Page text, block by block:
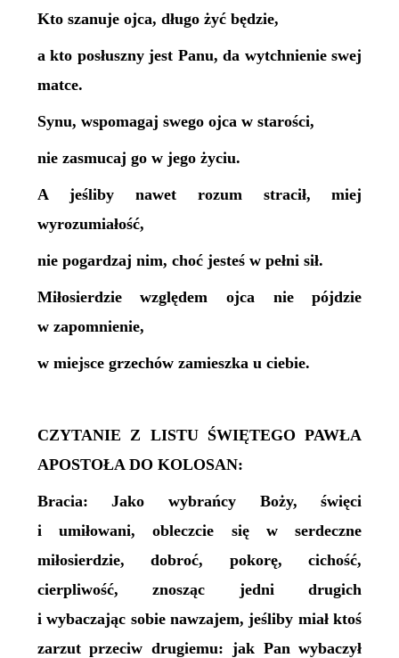
Kto szanuje ojca, długo żyć będzie,
a kto posłuszny jest Panu, da wytchnienie swej
matce.
Synu, wspomagaj swego ojca w starości,
nie zasmucaj go w jego życiu.
A jeśliby nawet rozum stracił, miej
wyrozumiałość,
nie pogardzaj nim, choć jesteś w pełni sił.
Miłosierdzie względem ojca nie pójdzie
w zapomnienie,
w miejsce grzechów zamieszka u ciebie.
CZYTANIE Z LISTU ŚWIĘTEGO PAWŁA
APOSTOŁA DO KOLOSAN:
Bracia: Jako wybrańcy Boży, święci
i umiłowani, obleczcie się w serdeczne
miłosierdzie, dobroć, pokorę, cichość,
cierpliwość, znosząc jedni drugich
i wybaczając sobie nawzajem, jeśliby miał ktoś
zarzut przeciw drugiemu: jak Pan wybaczył